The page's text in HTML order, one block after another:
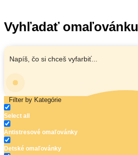
Vyhľadať omaľovánku
Filter by Kategórie
Select all
Antistresové omaľovánky
Detské omaľovánky